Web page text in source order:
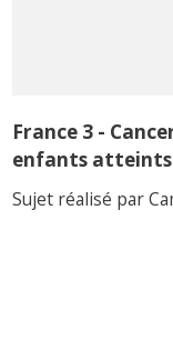
France 3 -
enfants atteints
Sujet réalisé par